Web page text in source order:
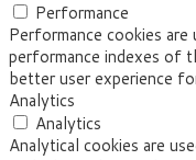
Performance
Performance cookies
performance indexes of
better user experience
Analytics
Analytics
Analytical cookies are